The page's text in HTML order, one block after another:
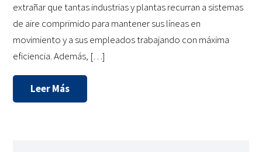
extrañar que tantas industrias y plantas recurran a sistemas
de aire comprimido para mantener sus líneas en
movimiento y a sus empleados trabajando con máxima
eficiencia. Además, […]
Leer Más